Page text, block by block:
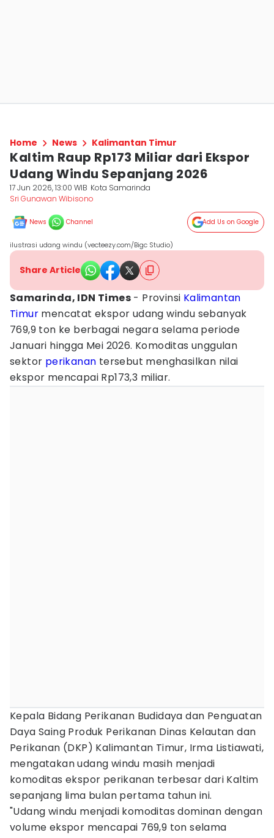
Home News Kalimantan Timur
Kaltim Raup Rp173 Miliar dari Ekspor
Udang Windu Sepanjang 2026
17 Jun 2026, 13:00 WIB Kota Samarinda
Sri Gunawan Wibisono
News Channel Add Us on Google
ilustrasi udang windu (vecteezy.com/Bigc Studio)
Share Article
Samarinda, IDN Times - Provinsi Kalimantan
Timur mencatat ekspor udang windu sebanyak
769,9 ton ke berbagai negara selama periode
Januari hingga Mei 2026. Komoditas unggulan
sektor perikanan tersebut menghasilkan nilai
ekspor mencapai Rp173,3 miliar.
Kepala Bidang Perikanan Budidaya dan Penguatan
Daya Saing Produk Perikanan Dinas Kelautan dan
Perikanan (DKP) Kalimantan Timur, Irma Listiawati,
mengatakan udang windu masih menjadi
komoditas ekspor perikanan terbesar dari Kaltim
sepanjang lima bulan pertama tahun ini.
"Udang windu menjadi komoditas dominan dengan
volume ekspor mencapai 769,9 ton selama